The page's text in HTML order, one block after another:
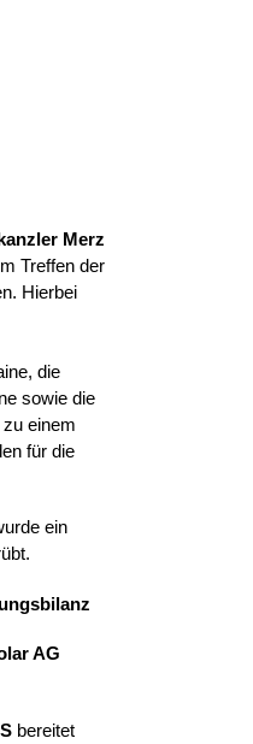
Merz
Treffen der
Hierbei
die
sowie die
einem
für die
ein
AG
bereitet